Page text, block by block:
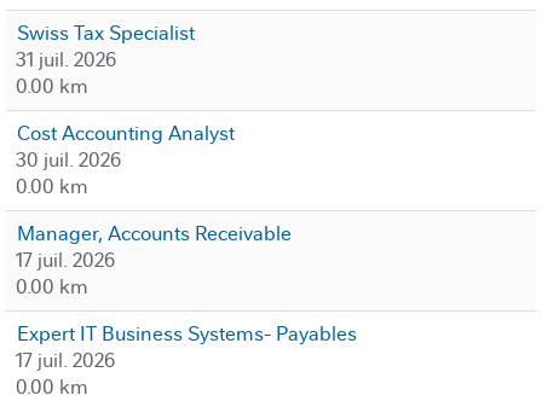
Swiss Tax Specialist
31 juil. 2026
0.00 km
Cost Accounting Analyst
30 juil. 2026
0.00 km
Manager, Accounts Receivable
17 juil. 2026
0.00 km
Expert IT Business Systems- Payables
17 juil. 2026
0.00 km